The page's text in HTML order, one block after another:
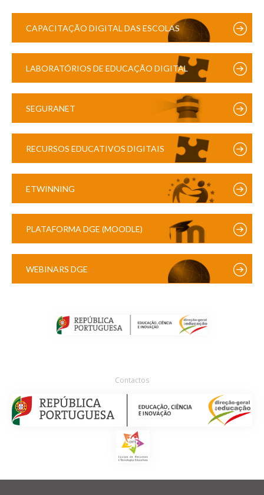
CAPACITAÇÃO DIGITAL DAS ESCOLAS
LABORATÓRIOS DE EDUCAÇÃO DIGITAL
SEGURANET
RECURSOS EDUCATIVOS DIGITAIS
ETWINNING
PLATAFORMA DGE (MOODLE)
WEBINARS DGE
Contactos